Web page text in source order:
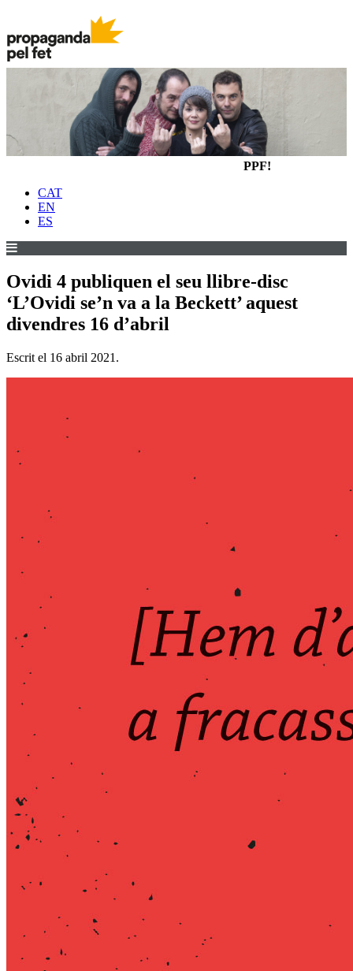
PPF!
CAT
EN
ES
Ovidi 4 publiquen el seu llibre-disc
‘L’Ovidi se’n va a la Beckett’ aquest
divendres 16 d’abril
Escrit el 16 abril 2021 .